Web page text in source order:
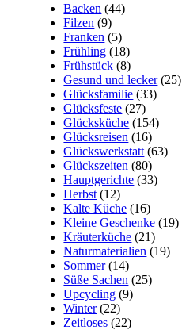
Backen (44)
Filzen (9)
Franken (5)
Frühling (18)
Frühstück (8)
Gesund und lecker(25)
Glücksfamilie (33)
Glücksfeste (27)
Glücksküche (154)
Glücksreisen (16)
Glückswerkstatt (63)
Glückszeiten (80)
Hauptgerichte (33)
Herbst (12)
Kalte Küche (16)
Kleine Geschenke (19)
Kräuterküche (21)
Naturmaterialien (19)
Sommer(14)
Süße Sachen (25)
Upcycling (9)
Winter(22)
Zeitloses (22)